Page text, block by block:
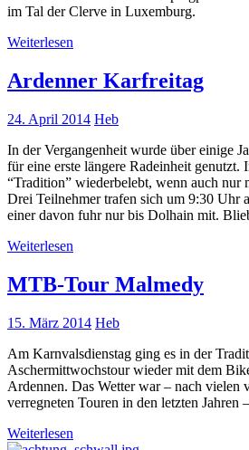
im Tal der Clerve in Luxemburg.
Weiterlesen
Ardenner Karfreitag
24. April 2014 Heb
In der Vergangenheit wurde über einige
für eine erste längere Radeinheit genutzt.
“Tradition” wiederbelebt, wenn auch nur
Drei Teilnehmer trafen sich um 9:30 Uhr
einer davon fuhr nur bis Dolhain mit.
Weiterlesen
MTB-Tour Malmedy
15. März 2014 Heb
Am Karnvalsdienstag ging es in der
Aschermittwochstour wieder mit dem
Ardennen. Das Wetter war – nach vielen
verregneten Touren in den letzten Jahren
Weiterlesen